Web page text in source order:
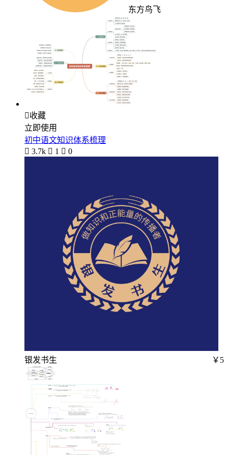
东方鸟飞
收藏
立即使用
初中语文知识体系梳理
 3.7k  1  0
银发书生 ￥5